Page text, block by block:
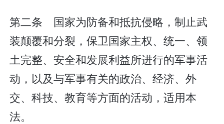
第二条 国家为防备和抵抗侵略，制止武
装颠覆和分裂，保卫国家主权、统一、领
土完整、安全和发展利益所进行的军事活
动，以及与军事有关的政治、经济、外
交、科技、教育等方面的活动，适用本
法。